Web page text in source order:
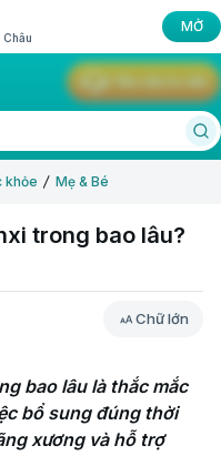
MỞ
khỏe Mẹ & Bé
trong bao lâu?
Chữ lớn
Chữ lớn
bao lâu là thắc mắc
bổ sung đúng thời
xương và hỗ trợ